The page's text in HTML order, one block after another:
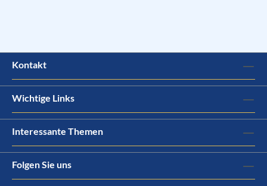
Kontakt
Wichtige Links
Interessante Themen
Folgen Sie uns